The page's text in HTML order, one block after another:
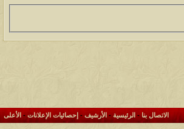
الاتصال بنا- الرئيسية-الأرشيف- إحصائيات الإعلانات- الأعلى